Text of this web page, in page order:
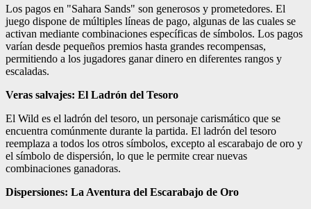
Los pagos en "Sahara Sands" son generosos y prometedores. El
juego dispone de múltiples líneas de pago, algunas de las cuales se
activan mediante combinaciones específicas de símbolos. Los pagos
varían desde pequeños premios hasta grandes recompensas,
permitiendo a los jugadores ganar dinero en diferentes rangos y
escaladas.
Veras salvajes: El Ladrón del Tesoro
El Wild es el ladrón del tesoro, un personaje carismático que se
encuentra comúnmente durante la partida. El ladrón del tesoro
reemplaza a todos los otros símbolos, excepto al escarabajo de oro y
el símbolo de dispersión, lo que le permite crear nuevas
combinaciones ganadoras.
Dispersiones: La Aventura del Escarabajo de Oro